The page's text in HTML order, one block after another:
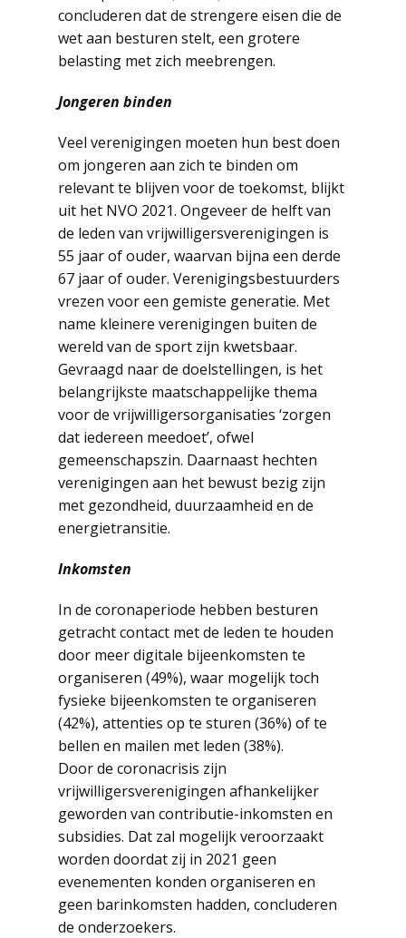
concluderen dat de strengere eisen die de
wet aan besturen stelt, een grotere
belasting met zich meebrengen.
Jongeren binden
Veel verenigingen moeten hun best doen
om jongeren aan zich te binden om
relevant te blijven voor de toekomst, blijkt
uit het NVO 2021. Ongeveer de helft van
de leden van vrijwilligersverenigingen is
55 jaar of ouder, waarvan bijna een derde
67 jaar of ouder. Verenigingsbestuurders
vrezen voor een gemiste generatie. Met
name kleinere verenigingen buiten de
wereld van de sport zijn kwetsbaar.
Gevraagd naar de doelstellingen, is het
belangrijkste maatschappelijke thema
voor de vrijwilligersorganisaties ‘zorgen
dat iedereen meedoet’, ofwel
gemeenschapszin. Daarnaast hechten
verenigingen aan het bewust bezig zijn
met gezondheid, duurzaamheid en de
energietransitie.
Inkomsten
In de coronaperiode hebben besturen
getracht contact met de leden te houden
door meer digitale bijeenkomsten te
organiseren (49%), waar mogelijk toch
fysieke bijeenkomsten te organiseren
(42%), attenties op te sturen (36%) of te
bellen en mailen met leden (38%).
Door de coronacrisis zijn
vrijwilligersverenigingen afhankelijker
geworden van contributie-inkomsten en
subsidies. Dat zal mogelijk veroorzaakt
worden doordat zij in 2021 geen
evenementen konden organiseren en
geen barinkomsten hadden, concluderen
de onderzoekers.